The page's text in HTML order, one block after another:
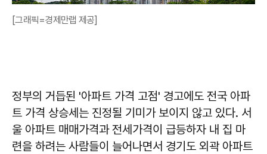
[그래픽=경제만랩 제공]
정부의 거듭된 '아파트 가격 고점' 경고에도 전국 아파
트 가격 상승세는 진정될 기미가 보이지 않고 있다. 서
울 아파트 매매가격과 전세가격이 급등하자 내 집 마
련을 하려는 사람들이 늘어나면서 경기도 외곽 아파트